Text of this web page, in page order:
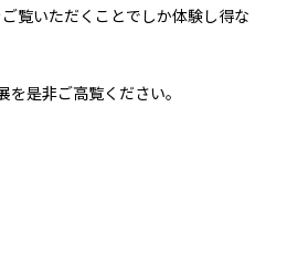
覧いただくことでしか体験し得な
是非ご高覧ください。